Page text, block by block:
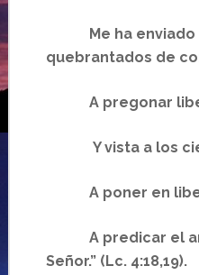
Me ha enviado a
quebrantados de
A pregonar
Y vista a los
A poner en
A predicar el
Señor.” (Lc. 4:18,19).